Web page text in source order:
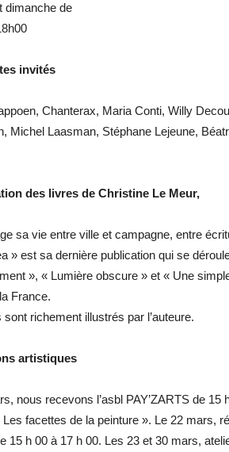
dimanche de
invités
Chanterax, Maria Conti, Willy
Michel Laasman, Stéphane Lejeune,
des livres de Christine Le Meur,
sa vie entre ville et campagne, entre
» est sa dernière publication qui se
ment », « Lumière obscure » et « Une
France.
sont richement illustrés par l’auteure.
artistiques
nous recevons l’asbl PAY’ZARTS de
facettes de la peinture ». Le 22 mars,
15 h 00 à 17 h 00. Les 23 et 30 mars,